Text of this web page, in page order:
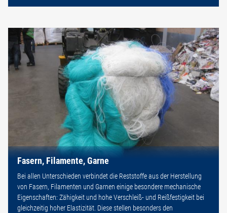
Fasern, Filamente, Garne
Bei allen Unterschieden verbindet die Reststoffe aus der Herstellung
von Fasern, Filamenten und Garnen einige besondere mechanische
Eigenschaften: Zähigkeit und hohe Verschleiß- und Reißfestigkeit bei
gleichzeitig hoher Elastizität. Diese stellen besonders den